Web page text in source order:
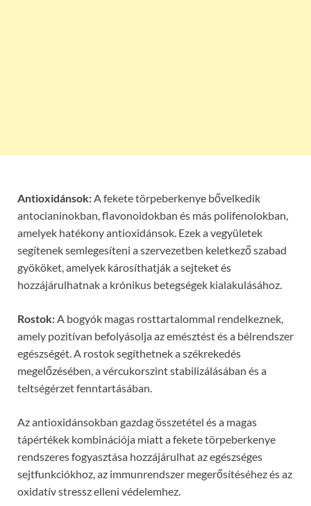
Antioxidánsok:A fekete törpeberkenye bővelkedik
antocianinokban, flavonoidokban és más polifenolokban,
amelyek hatékony antioxidánsok. Ezek a vegyületek
segítenek semlegesíteni a szervezetben keletkező szabad
gyököket, amelyek károsíthatják a sejteket és
hozzájárulhatnak a krónikus betegségek kialakulásához.
Rostok:A bogyók magas rosttartalommal rendelkeznek,
amely pozitívan befolyásolja az emésztést és a bélrendszer
egészségét. A rostok segíthetnek a székrekedés
megelőzésében, a vércukorszint stabilizálásában és a
teltségérzet fenntartásában.
Az antioxidánsokban gazdag összetétel és a magas
tápértékek kombinációja miatt a fekete törpeberkenye
rendszeres fogyasztása hozzájárulhat az egészséges
sejtfunkciókhoz, az immunrendszer megerősítéséhez és az
oxidatív stressz elleni védelemhez.